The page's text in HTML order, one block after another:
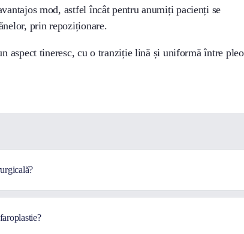
mod, astfel încât pentru anumiți pacienți se
prin repoziționare.
aspect tineresc, cu o tranziție lină și uniformă între